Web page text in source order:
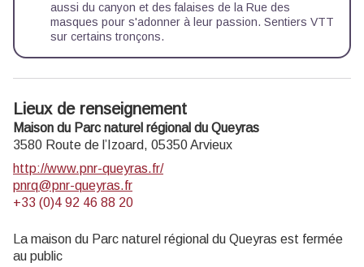
aussi du canyon et des falaises de la Rue des
masques pour s'adonner à leur passion. Sentiers VTT
sur certains tronçons.
Lieux de renseignement
Maison du Parc naturel régional du Queyras
3580 Route de l’Izoard, 05350Arvieux
http://www.pnr-queyras.fr/
pnrq@pnr-queyras.fr
+33 (0)4 92 46 88 20
La maison du Parc naturel régional du Queyras est fermée
au public